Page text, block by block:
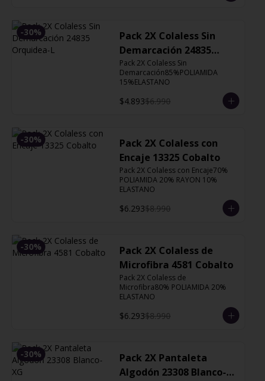
-30%
Pack 2X Colaless Sin
Demarcación 24835
Orquidea-L
Pack 2X Colaless Sin
Demarcación85%POLIAMIDA
15%ELASTANO
$4.893$6.990
-30%
Pack 2X Colaless con
Encaje 13325 Cobalto
Pack 2X Colaless con Encaje70%
POLIAMIDA 20% RAYON 10%
ELASTANO
$6.293$8.990
-30%
Pack 2X Colaless de
Microfibra 4581 Cobalto
Pack 2X Colaless de
Microfibra80% POLIAMIDA 20%
ELASTANO
$6.293$8.990
-30%
Pack 2X Pantaleta
Algodón 23308 Blanco-